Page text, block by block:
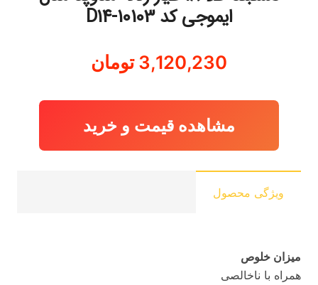
ایموجی کد D14-10103
3,120,230 تومان
مشاهده قیمت و خرید
ویژگی محصول
میزان خلوص
همراه با ناخالصی